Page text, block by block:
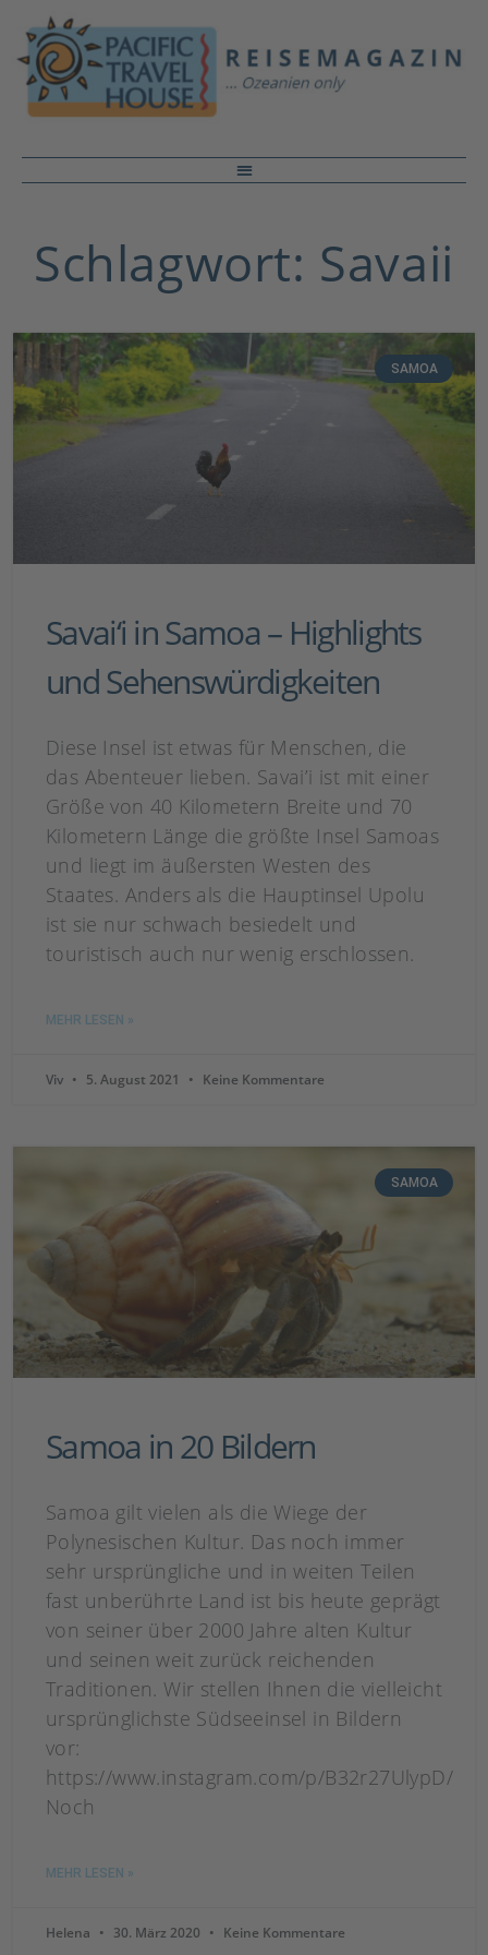
Schlagwort: Savaii
SAMOA
Savai‘i in Samoa – Highlights
und Sehenswürdigkeiten
Diese Insel ist etwas für Menschen, die
das Abenteuer lieben. Savai’i ist mit einer
Größe von 40 Kilometern Breite und 70
Kilometern Länge die größte Insel Samoas
und liegt im äußersten Westen des
Staates. Anders als die Hauptinsel Upolu
ist sie nur schwach besiedelt und
touristisch auch nur wenig erschlossen.
MEHR LESEN »
Viv 5. August 2021 Keine Kommentare
SAMOA
Samoa in 20 Bildern
Samoa gilt vielen als die Wiege der
Polynesischen Kultur. Das noch immer
sehr ursprüngliche und in weiten Teilen
fast unberührte Land ist bis heute geprägt
von seiner über 2000 Jahre alten Kultur
und seinen weit zurück reichenden
Traditionen. Wir stellen Ihnen die vielleicht
ursprünglichste Südseeinsel in Bildern
vor:
https://www.instagram.com/p/B32r27UlypD/
Noch
MEHR LESEN »
Helena 30. März 2020 Keine Kommentare